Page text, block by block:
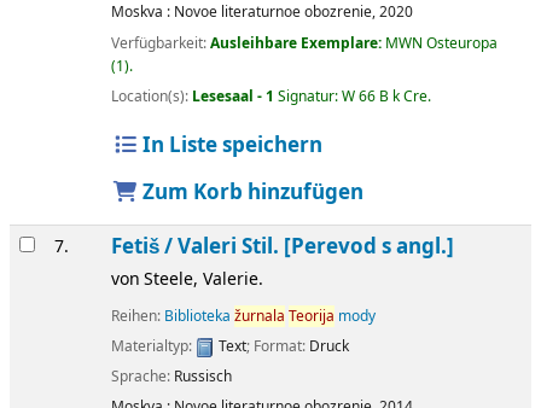
Moskva : Novoe literaturnoe obozrenie,2020
Verfügbarkeit:Ausleihbare Exemplare: MWN Osteuropa
(1).
Location(s): Lesesaal - 1 Signatur:W 66 B k Cre.
In Liste speichern
Zum Korb hinzufügen
7. Fetiš /Valeri Stil. [Perevod s angl.]
vonSteele, Valerie.
Reihen: Biblioteka žurnala Teorija mody
Materialtyp:
Text; Format: Druck
Sprache: Russisch